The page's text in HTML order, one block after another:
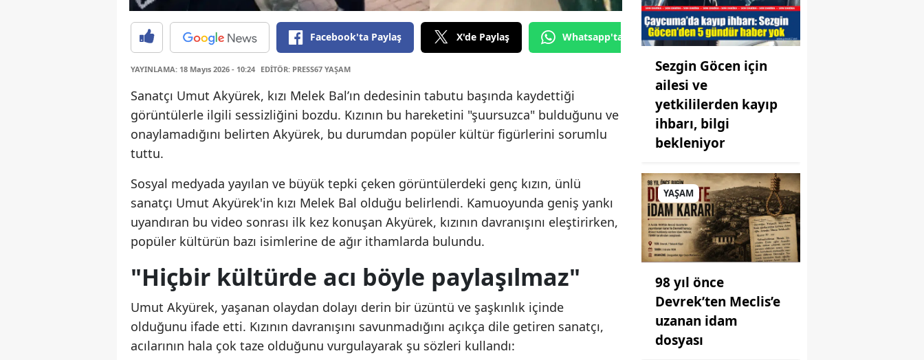
Facebook'ta Paylaş X'de Paylaş Whatsapp'tan Gönder
YAYINLAMA: 18 Mayıs 2026 - 10:24 EDİTÖR: PRESS67 YAŞAM
Sanatçı Umut Akyürek, kızı Melek Bal’ın dedesinin tabutu başında kaydettiği
görüntülerle ilgili sessizliğini bozdu. Kızının bu hareketini "şuursuzca" bulduğunu ve
onaylamadığını belirten Akyürek, bu durumdan popüler kültür figürlerini sorumlu
tuttu.
Sosyal medyada yayılan ve büyük tepki çeken görüntülerdeki genç kızın, ünlü
sanatçı Umut Akyürek'in kızı Melek Bal olduğu belirlendi. Kamuoyunda geniş yankı
uyandıran bu video sonrası ilk kez konuşan Akyürek, kızının davranışını eleştirirken,
popüler kültürün bazı isimlerine de ağır ithamlarda bulundu.
"Hiçbir kültürde acı böyle paylaşılmaz"
Umut Akyürek, yaşanan olaydan dolayı derin bir üzüntü ve şaşkınlık içinde
olduğunu ifade etti. Kızının davranışını savunmadığını açıkça dile getiren sanatçı,
acılarının hala çok taze olduğunu vurgulayarak şu sözleri kullandı:
Sezgin Göcen için
ailesi ve
yetkililerden kayıp
ihbarı, bilgi
bekleniyor
YAŞAM
98 yıl önce
Devrek’ten Meclis’e
uzanan idam
dosyası